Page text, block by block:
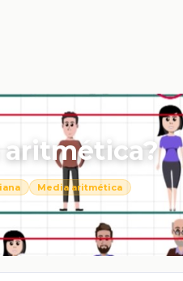
aritmética?
Media aritmética